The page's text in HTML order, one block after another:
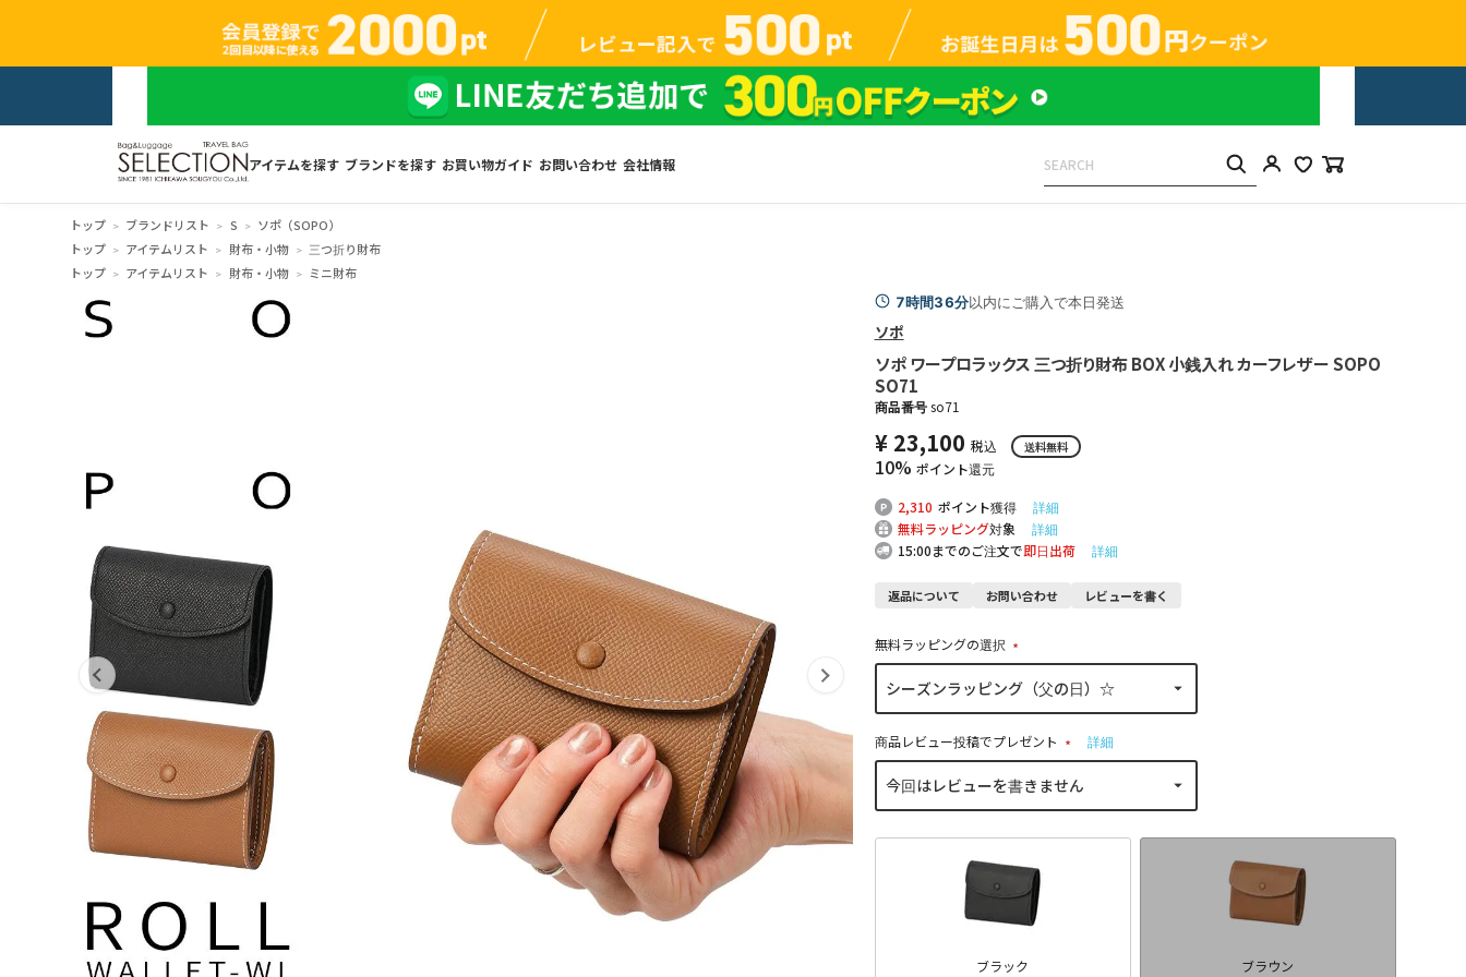
アイテムを探す ブランドを探す お買い物ガイド お問い合わせ 会社情報
トップ ブランドリスト S
ソポ（SOPO）
トップ
アイテムリスト 財布・小物
三つ折り財布
トップ
アイテムリスト 財布・小物
ミニ財布
7時間36分以内にご購入で本日発送
ソポ
ソポ ワープロラックス 三つ折り財布 BOX 小銭入れ カーフレザー SOPO
SO71
商品番号 so71
¥ 23,100 税込 送料無料
10% ポイント還元
2,310 ポイント獲得
詳細
無料ラッピング対象
詳細
15:00までのご注文で即日出荷 詳細
返品について お問い合わせ レビューを書く
無料ラッピングの選択
(
必
)
商品レビュー投稿でプレゼント
(
必
)
詳細
ブラック ブラウン